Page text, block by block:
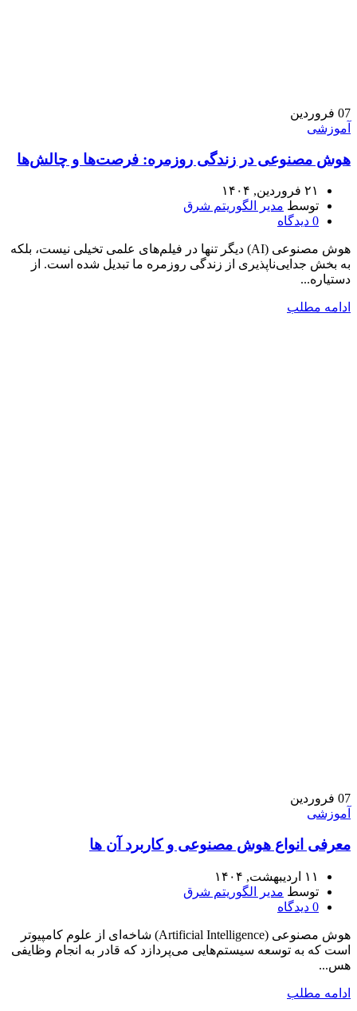
07 فروردین
آموزشی
هوش مصنوعی در زندگی روزمره: فرصت‌ها و چالش‌ها
۲۱ فروردین, ۱۴۰۴
توسط مدیر الگوریتم شرق
0 دیدگاه
هوش مصنوعی (AI) دیگر تنها در فیلم‌های علمی تخیلی نیست، بلکه
به بخش جدایی‌ناپذیری از زندگی روزمره ما تبدیل شده است. از
دستیاره...
ادامه مطلب
07 فروردین
آموزشی
معرفی انواع هوش مصنوعی و کاربرد آن‌ ها
۱۱ اردیبهشت, ۱۴۰۴
توسط مدیر الگوریتم شرق
0 دیدگاه
هوش مصنوعی (Artificial Intelligence) شاخه‌ای از علوم کامپیوتر
است که به توسعه سیستم‌هایی می‌پردازد که قادر به انجام وظایفی
هس...
ادامه مطلب